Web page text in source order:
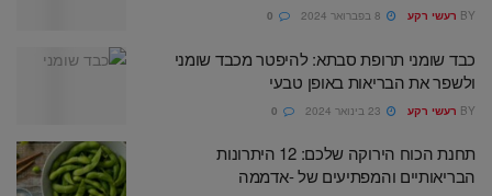
BY רעשי רקע
כבד שומני תרופת סבתא: להיפטר מכבד שומני
ולשפר את הבריאות באופן טבעי
BY רעשי רקע
תחנת הכוח הירוקה שלכם: 12 היתרונות
הבריאותיים והמפתיעים של -אדממה